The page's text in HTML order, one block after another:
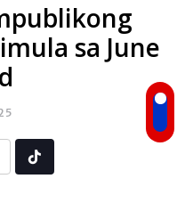
sa June
Tiktok